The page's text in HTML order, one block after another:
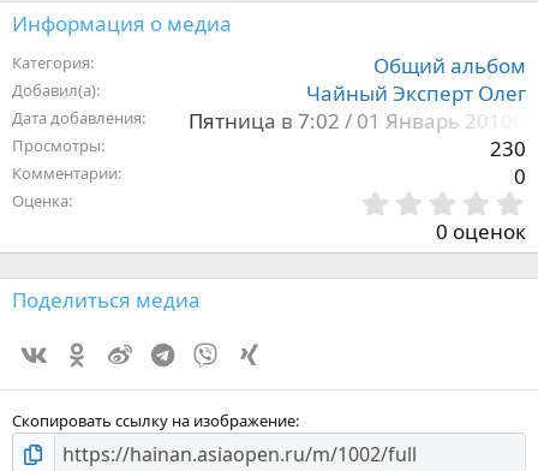
Информация о медиа
Категория Общий альбом
Добавил(а) Чайный Эксперт Олег
Дата добавления Пятница в 7:02 / 01 Январь 2010г.
Просмотры 230
Комментарии 0
Оценка
,
0
0
д
0 оценок
Поделиться медиа
Vk
Ok WeiboTelegram
Viber
Скопировать ссылку на изображение